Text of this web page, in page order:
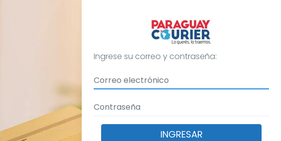
Ingrese su correo y contraseña:
INGRESAR